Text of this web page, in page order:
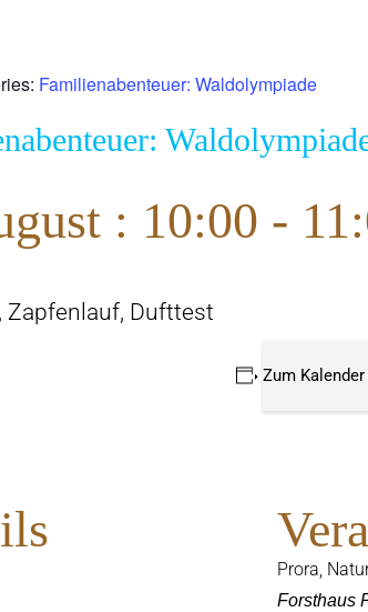
Familienabenteuer: Waldolympiade
: 10:00 -
Zapfenlauf, Dufttest
Zum
Prora,
Forsthaus